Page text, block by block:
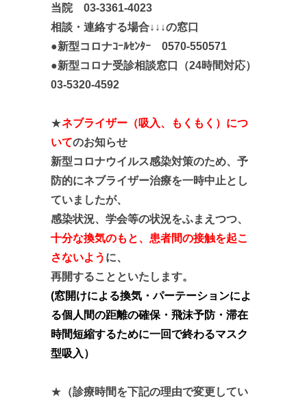
当院 03-3361-4023
相談・連絡する場合↓↓↓の窓口
●新型コロナｺｰﾙｾﾝﾀｰ 0570-550571
●新型コロナ受診相談窓口（24時間対応）
03-5320-4592
★ネブライザー（吸入、もくもく）につ
いてのお知らせ
新型コロナウイルス感染対策のため、予
防的にネブライザー治療を一時中止とし
ていましたが、
感染状況、学会等の状況をふまえつつ、
十分な換気のもと、患者間の接触を起こ
さないよう に、
再開することといたします。
(窓開けによる換気・パーテーションによ
る個人間の距離の確保・飛沫予防・滞在
時間短縮するために一回で終わるマスク
型吸入 ）
★ （診療時間を下記の理由で変更してい